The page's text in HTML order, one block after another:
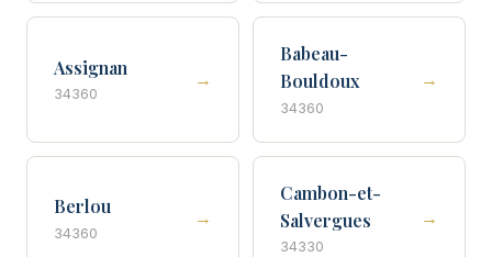
Assignan
34360
→
Babeau-
Bouldoux
34360
→
Berlou
34360
→
Cambon-et-
Salvergues
34330
→